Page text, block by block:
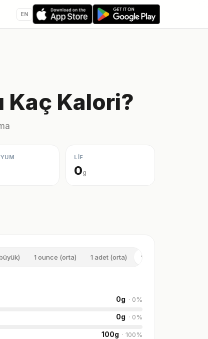
EN
Kaç Kalori?
LİF
0g
1 ounce (orta) 1 adet (orta) 100 g
0g · 0%
0g · 0%
100g · 100%